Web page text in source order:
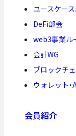
ユースケー
DeFi部会
web3事業ル
会計WG
ブロックチ
ウォレット・
会員紹介